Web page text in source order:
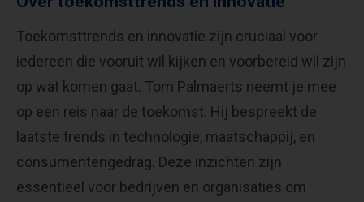
Toekomsttrends en innovatie zijn cruciaal voor
iedereen die vooruit wil kijken en voorbereid wil zijn
op wat komen gaat. Tom Palmaerts neemt je mee
op een reis naar de toekomst. Hij bespreekt de
laatste trends in technologie, maatschappij, en
consumentengedrag. Deze inzichten zijn
essentieel voor bedrijven en organisaties om